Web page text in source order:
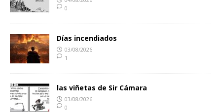
0
Días incendiados
03/08/2026
1
las viñetas de Sir Cámara
03/08/2026
0